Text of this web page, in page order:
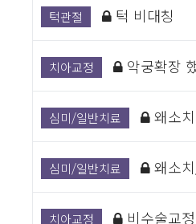
턱관절 턱 비대칭
치아교정 악궁확장
심미/일반치료 왜소
심미/일반치료 왜소
치아교정 비수술교